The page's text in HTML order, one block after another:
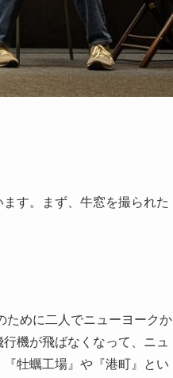
す。まず、牛窓を撮られた
ために二人でニューヨークか
機が飛ばなくなって、ニュ
牡蠣工場』や『港町』とい